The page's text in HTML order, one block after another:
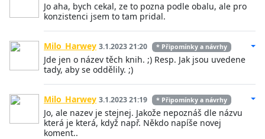
Jo aha, bych cekal, ze to pozna podle obalu, ale pro
konzistenci jsem to tam pridal.
Milo_Harwey 3.1.2023 21:20 * Připomínky a návrhy
Jde jen o název těch knih. ;) Resp. Jak jsou uvedene
tady, aby se oddělily. ;)
Milo_Harwey 3.1.2023 21:19 * Připomínky a návrhy
Jo, ale nazev je stejnej. Jakože nepoznáš dle názvu
která je která, když např. Někdo napíše novej
koment..